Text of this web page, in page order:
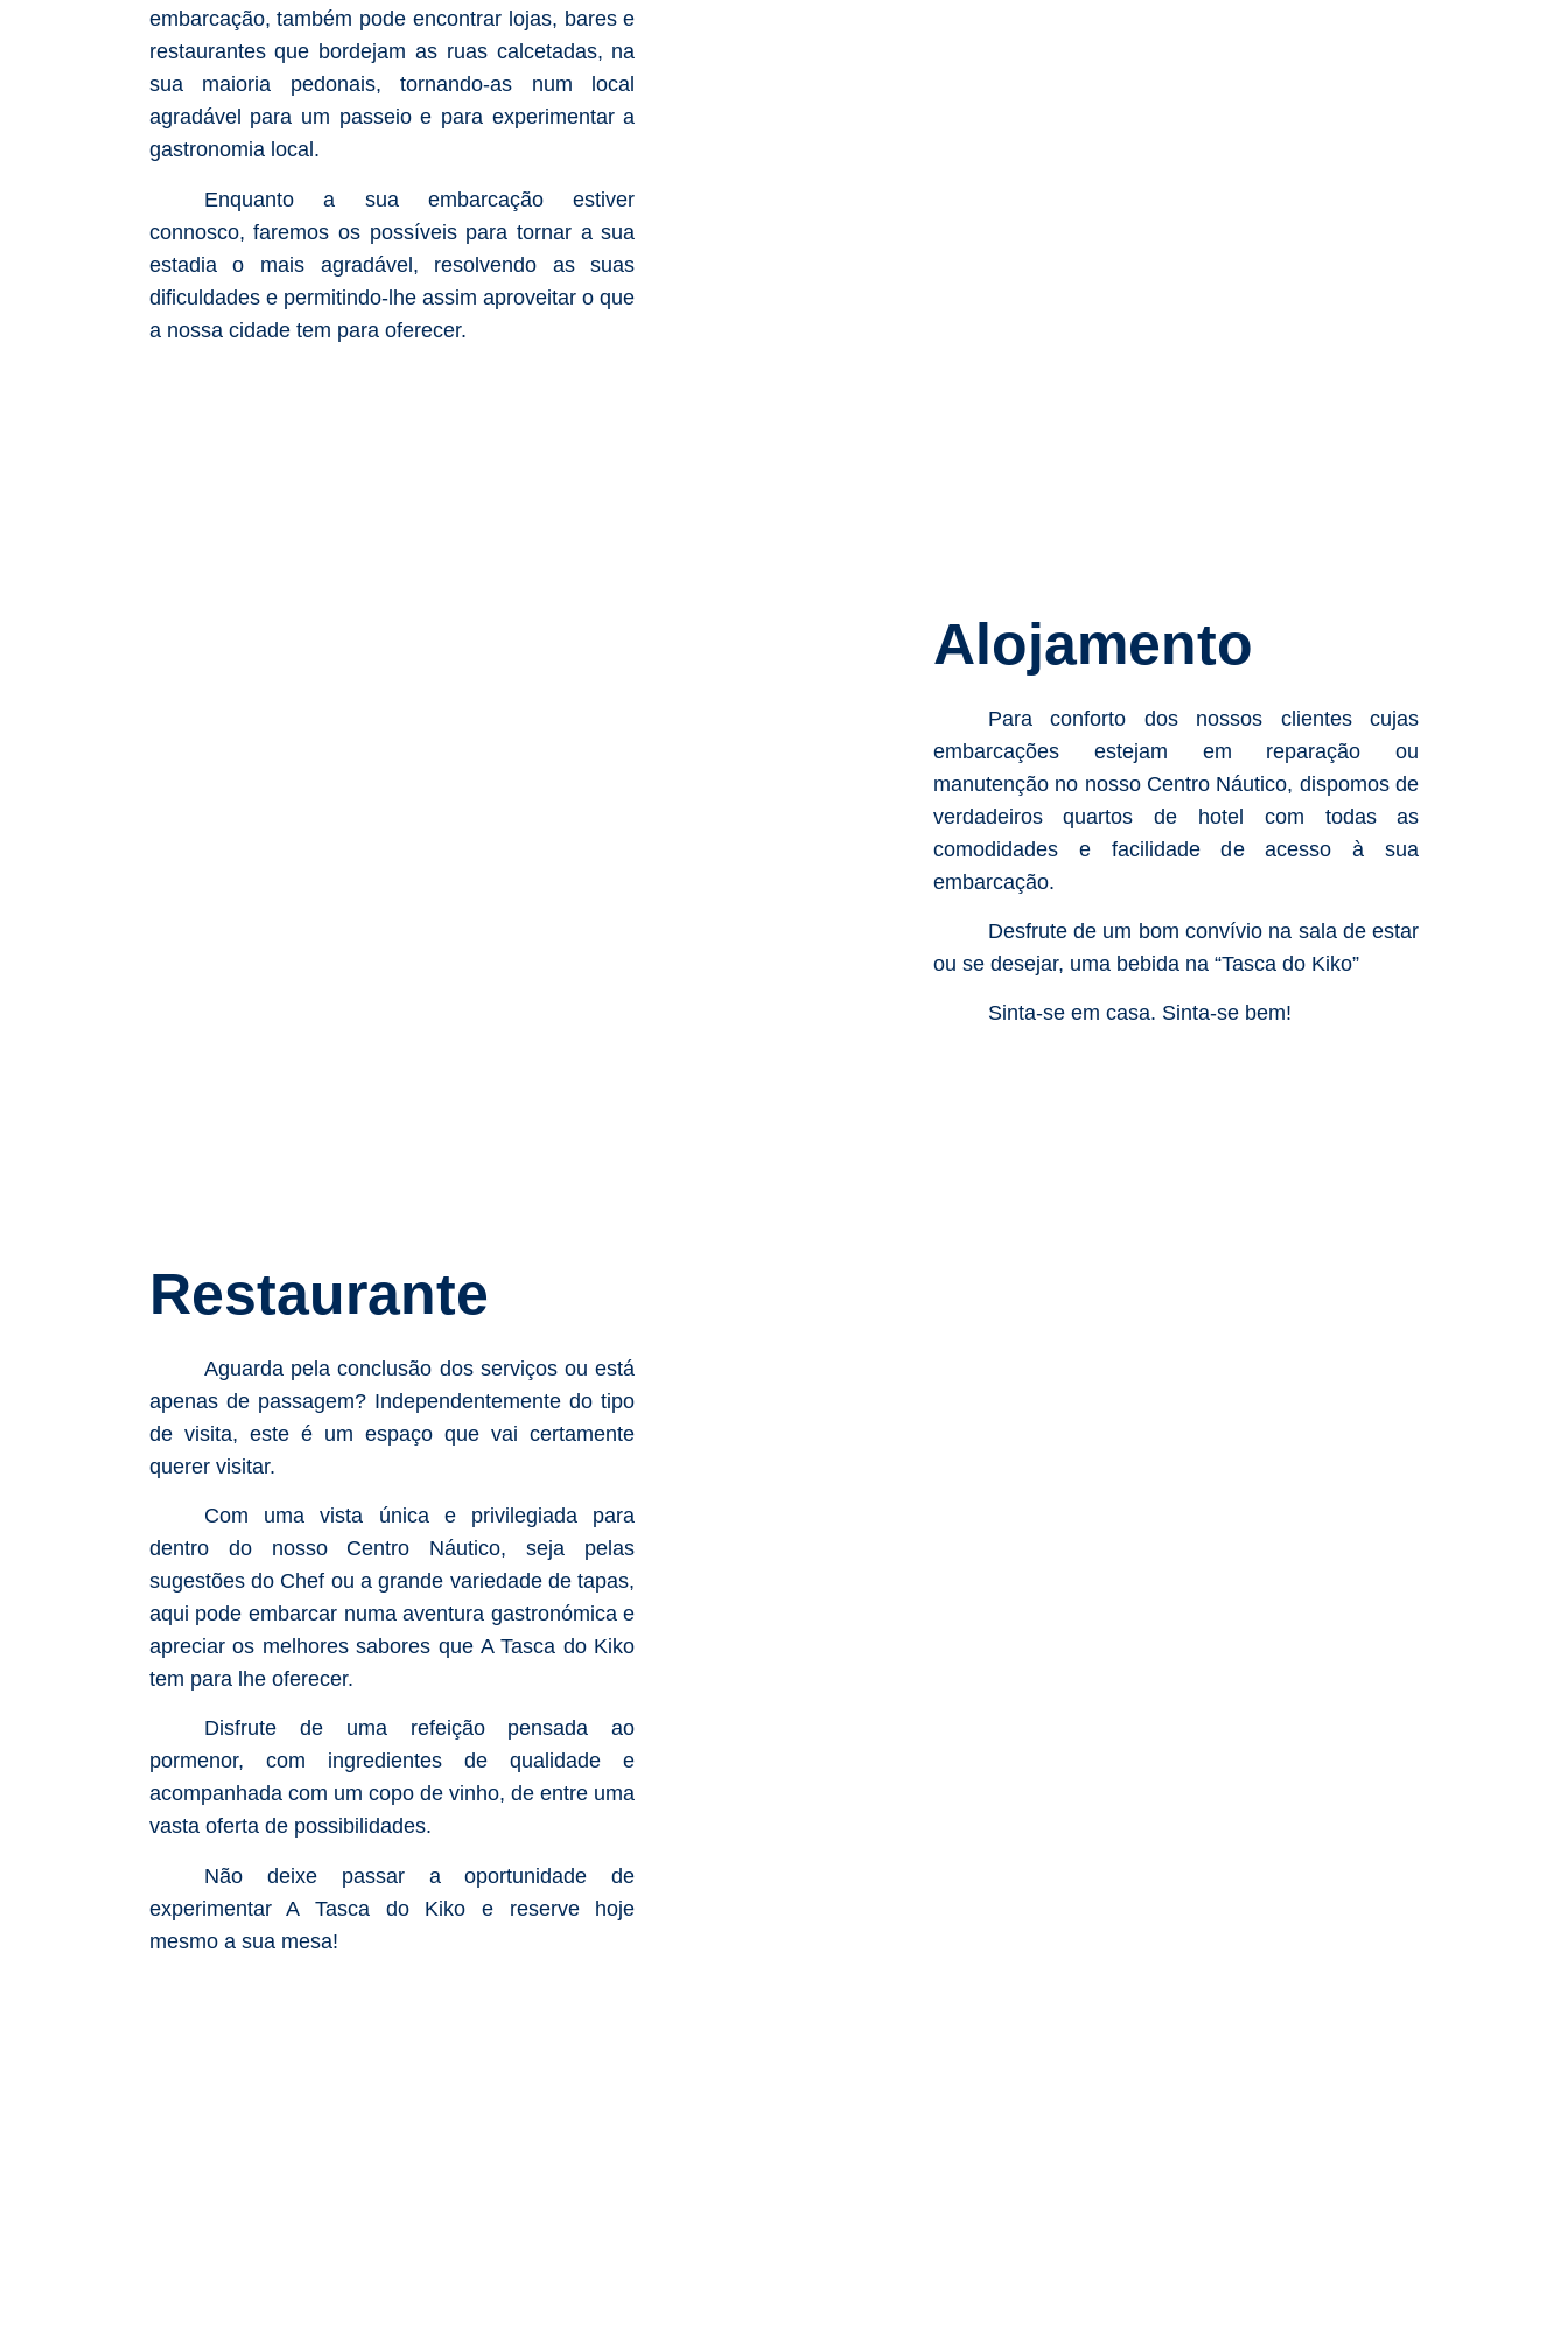
embarcação, também pode encontrar lojas, bares e
restaurantes que bordejam as ruas calcetadas, na
sua maioria pedonais, tornando-as num local
agradável para um passeio e para experimentar a
gastronomia local.
Enquanto a sua embarcação estiver
connosco, faremos os possíveis para tornar a sua
estadia o mais agradável, resolvendo as suas
dificuldades e permitindo-lhe assim aproveitar o que
a nossa cidade tem para oferecer.
Alojamento
Para conforto dos nossos clientes cujas
embarcações estejam em reparação ou
manutenção no nosso Centro Náutico, dispomos de
verdadeiros quartos de hotel com todas as
comodidades e facilidade de acesso à sua
embarcação.
Desfrute de um bom convívio na sala de estar
ou se desejar, uma bebida na “Tasca do Kiko”
Sinta-se em casa. Sinta-se bem!
Restaurante
Aguarda pela conclusão dos serviços ou está
apenas de passagem? Independentemente do tipo
de visita, este é um espaço que vai certamente
querer visitar.
Com uma vista única e privilegiada para
dentro do nosso Centro Náutico, seja pelas
sugestões do Chef ou a grande variedade de tapas,
aqui pode embarcar numa aventura gastronómica e
apreciar os melhores sabores que A Tasca do Kiko
tem para lhe oferecer.
Disfrute de uma refeição pensada ao
pormenor, com ingredientes de qualidade e
acompanhada com um copo de vinho, de entre uma
vasta oferta de possibilidades.
Não deixe passar a oportunidade de
experimentar A Tasca do Kiko e reserve hoje
mesmo a sua mesa!